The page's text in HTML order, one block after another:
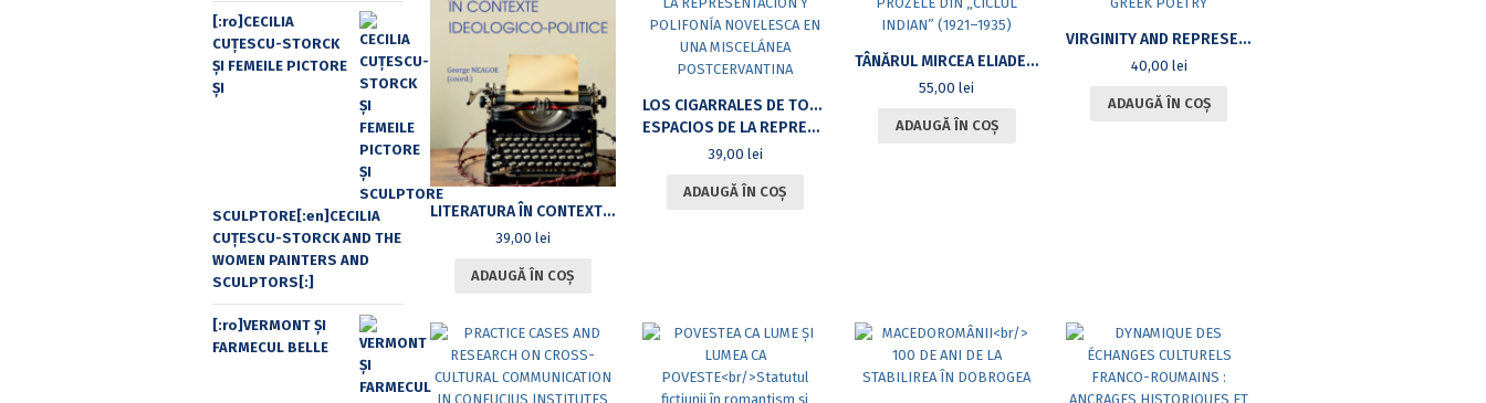
LITERATURA ÎN CONTEXTE IDEOLOGICO-POLITICE
39,00 lei
ADAUGĂ ÎN COȘ
LOS CIGARRALES DE TOLEDO DE TIRSO DE MOLINA
ESPACIOS DE LA REPRESENTACIÓN Y POLIFONÍA NOVELESCA EN UNA MISCELÁNEA POSTCERVANTINA
39,00 lei
ADAUGĂ ÎN COȘ
TÂNĂRUL MIRCEA ELIADE. DE LA SCRIERILE ADOLESCENTULUI MIOP LA PROZELE DIN „CICLUL INDIAN” (1921–1935)
55,00lei
ADAUGĂ ÎN COȘ
VIRGINITY AND REPRESENTATION IN THE GREEK NOVEL AND EARLY GREEK POETRY
40,00 lei
ADAUGĂ ÎN COȘ
[:ro]CECILIA
CUŢESCU-STORCK
ŞI FEMEILE PICTORE
ŞI
SCULPTORE[:en]CECILIA
CUŢESCU-STORCK AND THE
WOMEN PAINTERS AND
SCULPTORS[:]
[:ro]VERMONT ȘI
FARMECUL BELLE